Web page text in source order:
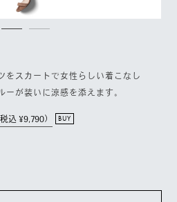
をスカートで女性らしい着こなし
ーが装いに涼感を添えます。
込 ¥9,790） BUY